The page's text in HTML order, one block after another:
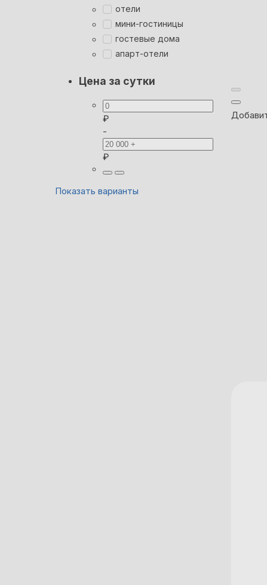
отели
мини-гостиницы
гостевые дома
апарт-отели
Цена за сутки
₽
-
₽
Показать варианты